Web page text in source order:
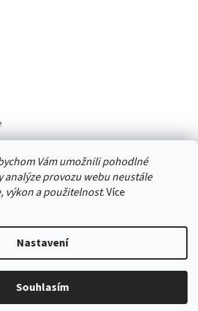
Vám umožnili pohodlné
provozu webu neustále
výkon a použitelnost. Více
Nastavení
Souhlasím
Vytvořil Shoptet
. Všechna práva vyhrazena.